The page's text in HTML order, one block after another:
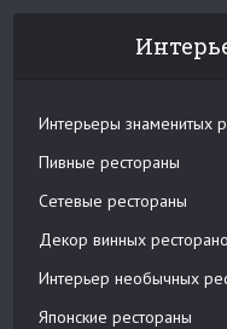
Интерьеры знаменитых
Пивные рестораны
Сетевые рестораны
Декор винных
Интерьер необычных
Японские рестораны